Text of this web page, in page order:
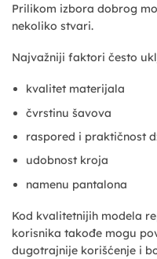
Prilikom izbora dobrog
nekoliko stvari.
Najvažniji faktori često
kvalitet materijala
čvrstinu šavova
raspored i praktičnost
udobnost kroja
namenu pantalona
Kod kvalitetnijih modela
korisnika takođe mogu
dugotrajnije korišćenje i